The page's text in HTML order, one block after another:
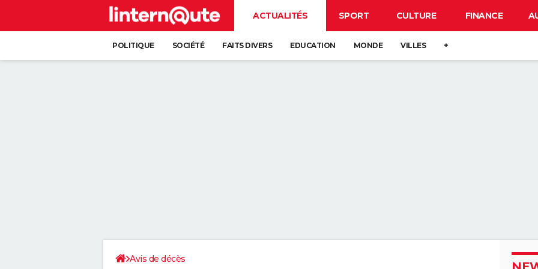
ACTUALITÉS SPORT CULTURE FINANCE
POLITIQUE SOCIÉTÉ FAITS DIVERS EDUCATION MONDE VILLES +
Avis de décès